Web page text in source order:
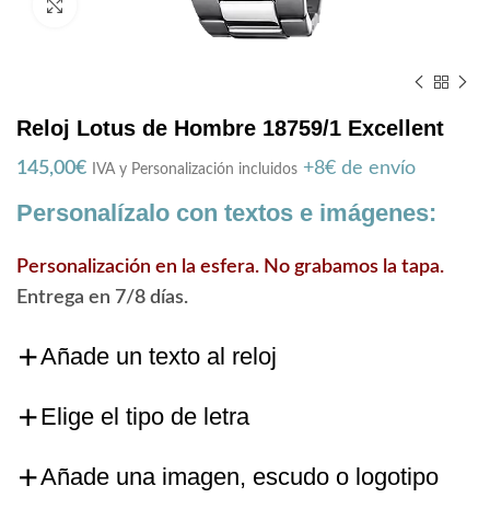
Reloj Lotus de Hombre 18759/1 Excellent
145,00€ IVA y Personalización incluidos +8€ de envío
Personalízalo con textos e imágenes:
Personalización en la esfera. No grabamos la tapa.
Entrega en 7/8 días.
Añade un texto al reloj
Elige el tipo de letra
Añade una imagen, escudo o logotipo